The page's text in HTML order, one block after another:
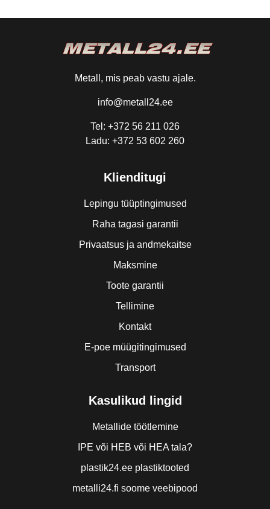
Metall, mis peab vastu ajale.
info@metall24.ee
Tel: +372 56 211 026
Ladu: +372 53 602 260
Klienditugi
Lepingu tüüptingimused
Raha tagasi garantii
Privaatsus ja andmekaitse
Maksmine
Toote garantii
Tellimine
Kontakt
E-poe müügitingimused
Transport
Kasulikud lingid
Metallide töötlemine
IPE või HEB või HEA tala?
plastik24.ee plastiktooted
metalli24.fi soome veebipood